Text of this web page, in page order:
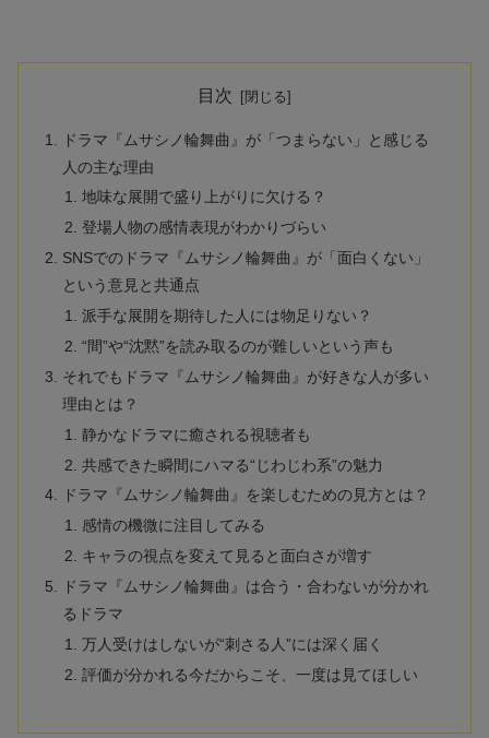
目次
ドラマ『ムサシノ輪舞曲』が「つまらない」と感じる
人の主な理由
地味な展開で盛り上がりに欠ける？
登場人物の感情表現がわかりづらい
SNSでのドラマ『ムサシノ輪舞曲』が「面白くない」
という意見と共通点
派手な展開を期待した人には物足りない？
“間”や“沈黙”を読み取るのが難しいという声も
それでもドラマ『ムサシノ輪舞曲』が好きな人が多い
理由とは？
静かなドラマに癒される視聴者も
共感できた瞬間にハマる“じわじわ系”の魅力
ドラマ『ムサシノ輪舞曲』を楽しむための見方とは？
感情の機微に注目してみる
キャラの視点を変えて見ると面白さが増す
ドラマ『ムサシノ輪舞曲』は合う・合わないが分かれ
るドラマ
万人受けはしないが“刺さる人”には深く届く
評価が分かれる今だからこそ、一度は見てほしい